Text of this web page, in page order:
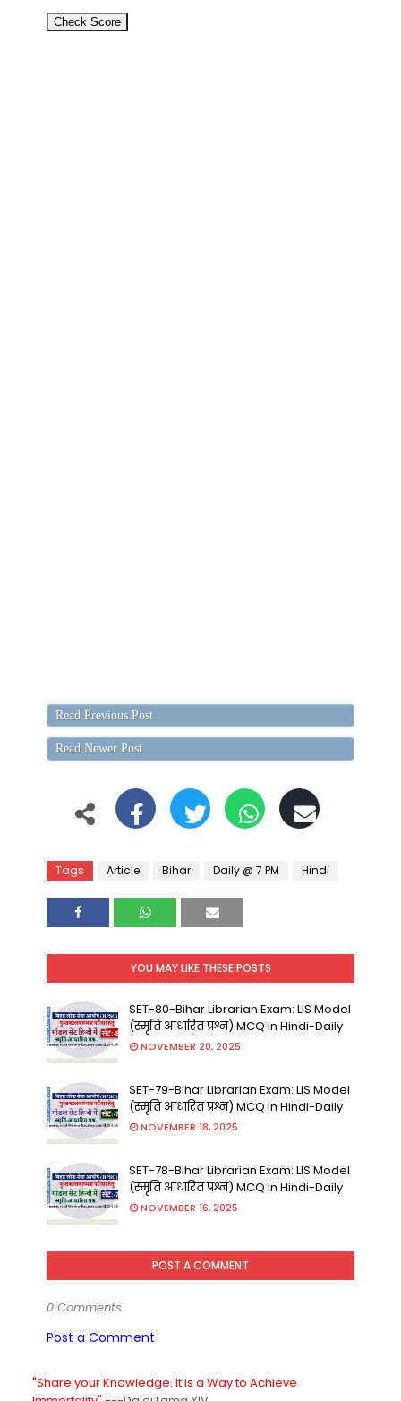
Read Previous Post
Read Newer Post
Tags Article Bihar Daily @ 7 PM Hindi
YOU MAY LIKE THESE POSTS
SET-80-Bihar Librarian Exam: LIS Model
(स्मृति आधारित प्रश्न) MCQ in Hindi-Daily
NOVEMBER 20, 2025
SET-79-Bihar Librarian Exam: LIS Model
(स्मृति आधारित प्रश्न) MCQ in Hindi-Daily
NOVEMBER 18, 2025
SET-78-Bihar Librarian Exam: LIS Model
(स्मृति आधारित प्रश्न) MCQ in Hindi-Daily
NOVEMBER 16, 2025
POST A COMMENT
0 Comments
Post a Comment
"Share your Knowledge. It is a Way to Achieve